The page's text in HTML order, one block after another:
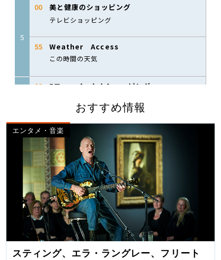
おすすめ情報
エンタメ・音楽
スティング、エラ・ラングレー、フリート